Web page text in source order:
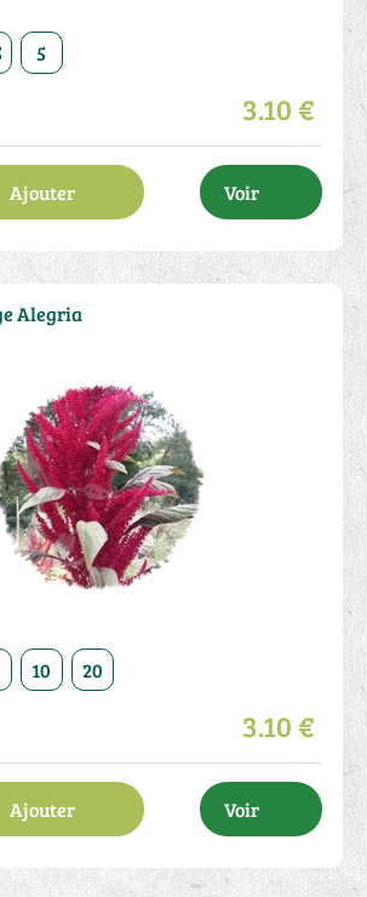
5
3.10 €
Ajouter Voir
10 20 10
3.10 €
Ajouter Voir
Alegria